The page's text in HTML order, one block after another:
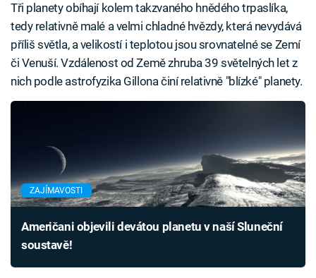
Tři planety obíhají kolem takzvaného hnědého trpaslíka,
tedy relativně malé a velmi chladné hvězdy, která nevydává
příliš světla, a velikostí i teplotou jsou srovnatelné se Zemí
či Venuší. Vzdálenost od Země zhruba 39 světelných let z
nich podle astrofyzika Gillona činí relativně "blízké" planety.
ZAJÍMAVOSTI
Američani objevili devátou planetu v naší Sluneční
soustavě!